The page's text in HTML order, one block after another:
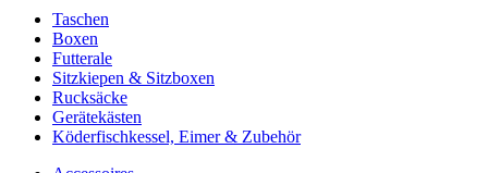
Taschen
Boxen
Futterale
Sitzkiepen & Sitzboxen
Rucksäcke
Gerätekästen
Köderfischkessel, Eimer & Zubehör